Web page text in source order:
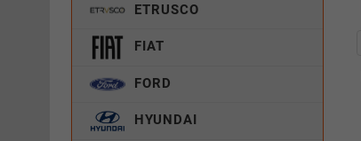
ETRUSCO
FIAT
FORD
HYUNDAI